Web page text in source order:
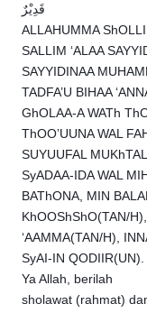
قَدِيْرٌ
ALLAHUMMA
SALLIM ‘ALAA
SAYYIDINAA
TADFA’U BIHAA
GhOLAA-A WATh
ThOO’UUNA WAL
SUYUUFAL
SyADAA-IDA WAL
BAThONA, MIN
KhOOShShO(TAN/
‘AAMMA(TAN/H),
SyAI-IN QODIIR(UN).
Ya Allah, berilah
sholawat (rahmat)